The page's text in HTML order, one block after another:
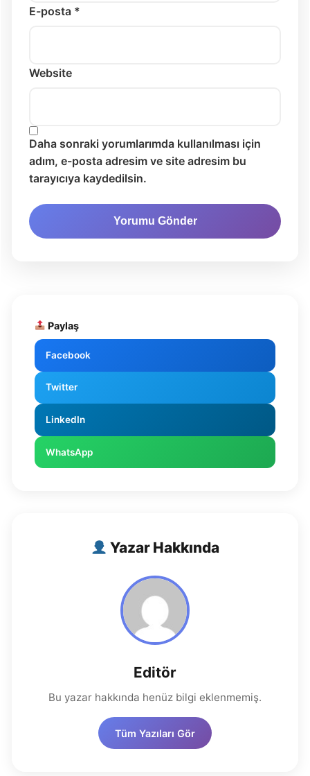
E-posta *
Website
Daha sonraki yorumlarımda kullanılması için
adım, e-posta adresim ve site adresim bu
tarayıcıya kaydedilsin.
Paylaş
Facebook
Twitter
LinkedIn
WhatsApp
Yazar Hakkında
Editör
Bu yazar hakkında henüz bilgi eklenmemiş.
Tüm Yazıları Gör